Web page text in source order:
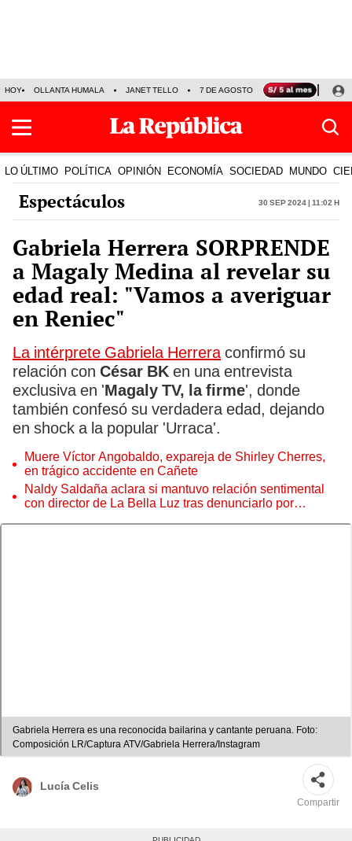
HOY OLLANTA HUMALA JANET TELLO 7 DE AGOSTO TINKA RESULTADOS
LO ÚLTIMO POLÍTICA OPINIÓN ECONOMÍA SOCIEDAD MUNDO
Espectáculos 30 Sep 2024 | 11:02 h
Gabriela Herrera SORPRENDE
a Magaly Medina al revelar su
edad real: "Vamos a averiguar
en Reniec"
La intérprete Gabriela Herreraconfirmó su
relación con César BK en una entrevista
exclusiva en 'Magaly TV, la firme', donde
también confesó su verdadera edad, dejando
en shock a la popular 'Urraca'.
Muere Víctor Angobaldo, expareja de Shirley Cherres,
en trágico accidente en Cañete
Naldy Saldaña aclara si mantuvo relación sentimental
con director de La Bella Luz tras denunciarlo por
Gabriela Herrera es una reconocida bailarina y cantante peruana. Foto:
Composición LR/Captura ATV/Gabriela Herrera/Instagram
Lucía Celis
Compartir